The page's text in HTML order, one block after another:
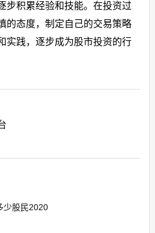
步积累经验和技能。在投资过
的态度，制定自己的交易策略
实践，逐步成为股市投资的行
少股民2020